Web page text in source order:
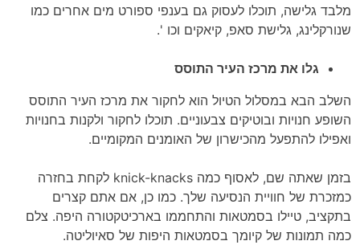
מלבד גלישה, תוכלו לעסוק גם בענפי ספורט מים אחרים כמו
שנורקלינג, גלישת סאפ, קיאקים וכו '.
גלו את מרכז העיר התוסס
השלב הבא במסלול הטיול הוא לחקור את מרכז העיר התוסס
השופע חנויות ובוטיקים צבעוניים. תוכלו לחקור ולקנות בחנויות
ואפילו להתפעל מהכישרון של האומנים המקומיים.
בזמן שאתה שם, לאסוף כמה knick-knacks לקחת בחזרה
כמזכרת של חוויית הנסיעה שלך. כמו כן, אם אתם קצרים
בתקציב, טיילו בסמטאות והתחממו בארכיטקטורה היפה. צלם
כמה תמונות של קיומך בסמטאות היפות של סאיוליטה.